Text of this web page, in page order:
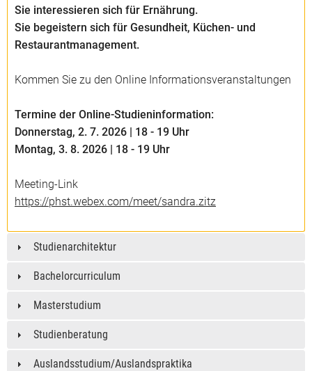
Sie interessieren sich für Ernährung.
Sie begeistern sich für Gesundheit, Küchen- und
Restaurantmanagement.
Kommen Sie zu den Online Informationsveranstaltungen
Termine der Online-Studieninformation:
Donnerstag, 2. 7. 2026 | 18 - 19 Uhr
Montag, 3. 8. 2026 | 18 - 19 Uhr
Meeting-Link
https://phst.webex.com/meet/sandra.zitz
Studienarchitektur
Bachelorcurriculum
Masterstudium
Studienberatung
Auslandsstudium/Auslandspraktika